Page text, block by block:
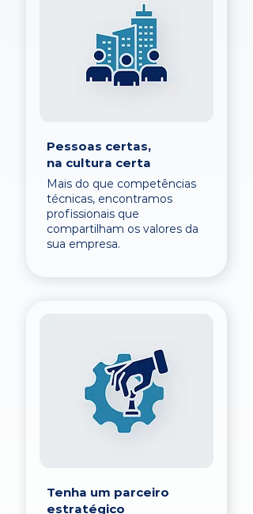
Pessoas certas,
na cultura certa
Mais do que competências
técnicas, encontramos
profissionais que
compartilham os valores da
sua empresa.
Tenha um parceiro
estratégico